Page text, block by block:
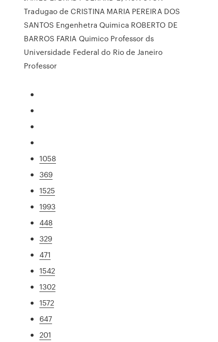
Tradugao de CRISTINA MARIA PEREIRA DOS
SANTOS Engenhetra Quimica ROBERTO DE
BARROS FARIA Quimico Professor ds
Universidade Federal do Rio de Janeiro
Professor
1058
369
1525
1993
448
329
471
1542
1302
1572
647
201